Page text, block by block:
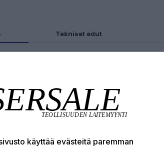
Tekniset edut
käyttää evästeitä paremman